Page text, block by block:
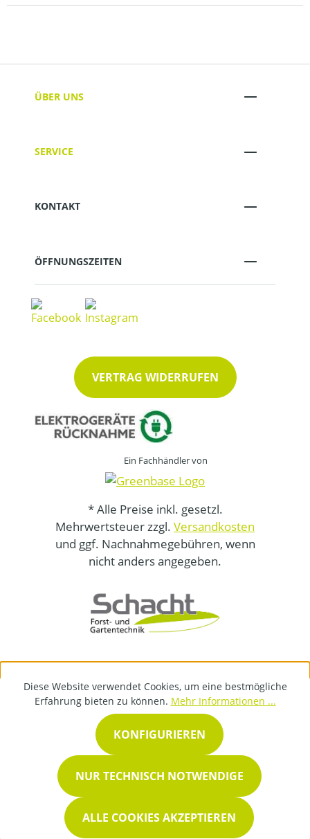
ÜBER UNS
SERVICE
KONTAKT
ÖFFNUNGSZEITEN
VERTRAG WIDERRUFEN
Ein Fachhändler von
* Alle Preise inkl. gesetzl.
Mehrwertsteuer zzgl. Versandkosten
und ggf. Nachnahmegebühren, wenn
nicht anders angegeben.
Diese Website verwendet Cookies, um eine bestmögliche
Erfahrung bieten zu können. Mehr Informationen ...
NUR TECHNISCH NOTWENDIGE
KONFIGURIEREN
ALLE COOKIES AKZEPTIEREN